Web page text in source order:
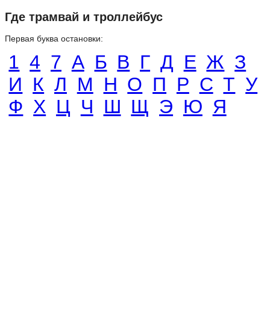
Где трамвай и троллейбус
Первая буква остановки:
1 4 7 А Б В Г Д Е Ж З
И К Л М Н О П Р С Т У
Ф Х Ц Ч Ш Щ Э Ю Я